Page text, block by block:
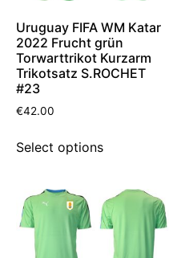
Uruguay FIFA WM Katar
2022 Frucht grün
Torwarttrikot Kurzarm
Trikotsatz S.ROCHET
#23
€42.00
Select options